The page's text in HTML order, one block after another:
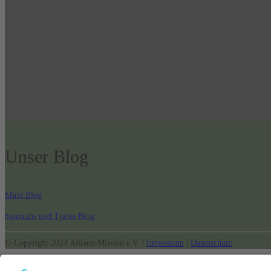
Unser Blog
Miris Blog
Samirahs und Tjarks Blog
© Copyright 2024 Allianz-Mission e.V. | Impressum | Datenschutz